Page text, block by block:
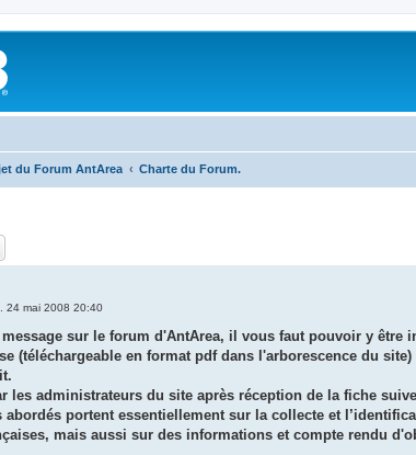
du Forum AntArea Charte du Forum.
24 mai 2008 20:40
sur le forum d'AntArea, il vous faut pouvoir y être
(téléchargeable en format pdf dans l'arborescence du
les administrateurs du site après réception de la fiche
portent essentiellement sur la collecte et
mais aussi sur des informations et compte rendu